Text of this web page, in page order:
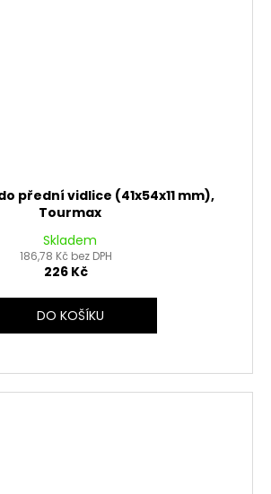
přední vidlice (41x54x11 mm),
Tourmax
Skladem
186,78 Kč bez DPH
226 Kč
DO KOŠÍKU